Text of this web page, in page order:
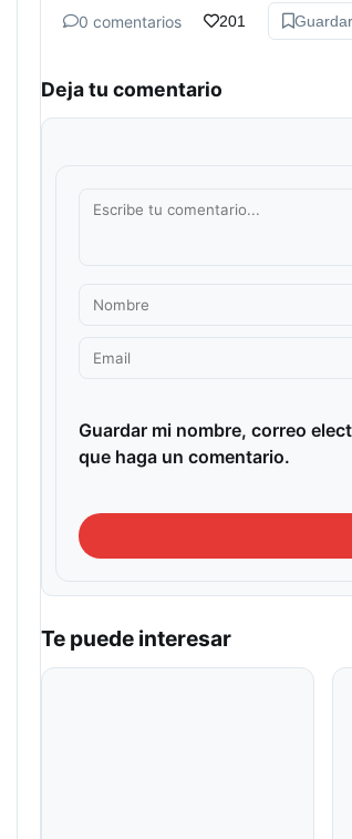
0 comentarios 201 Guardar
Deja tu comentario
Guardar mi nombre, correo
que haga un comentario.
Te puede interesar